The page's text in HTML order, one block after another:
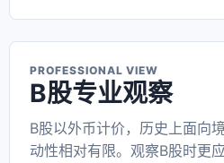
PROFESSIONAL VIEW
B股专业观察
B股以外币计价，历史上面向
动性相对有限。观察B股时更